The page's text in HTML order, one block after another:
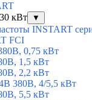
кВт
▼
INSTART
FCI
0,75 кВт
1,5 кВт
2,2 кВт
380В, 4/5,5 кВт
5,5 кВт